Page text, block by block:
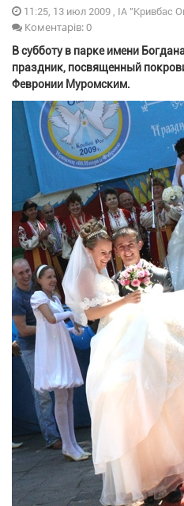
11:25, 13 июл 2009 , ІА "Кривбас
Коментарів: 0
В субботу в парке имени
праздник, посвященный
Февронии Муромским.